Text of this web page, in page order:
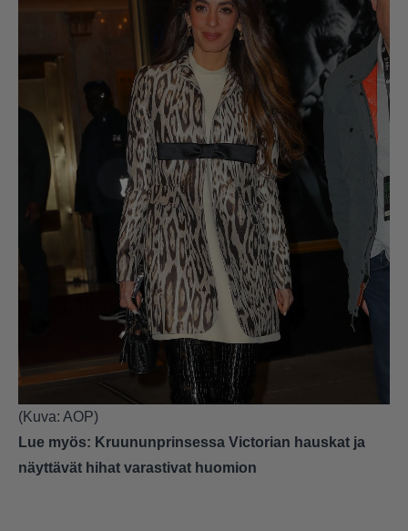
(Kuva: AOP)
Lue myös: Kruununprinsessa Victorian hauskat ja
näyttävät hihat varastivat huomion